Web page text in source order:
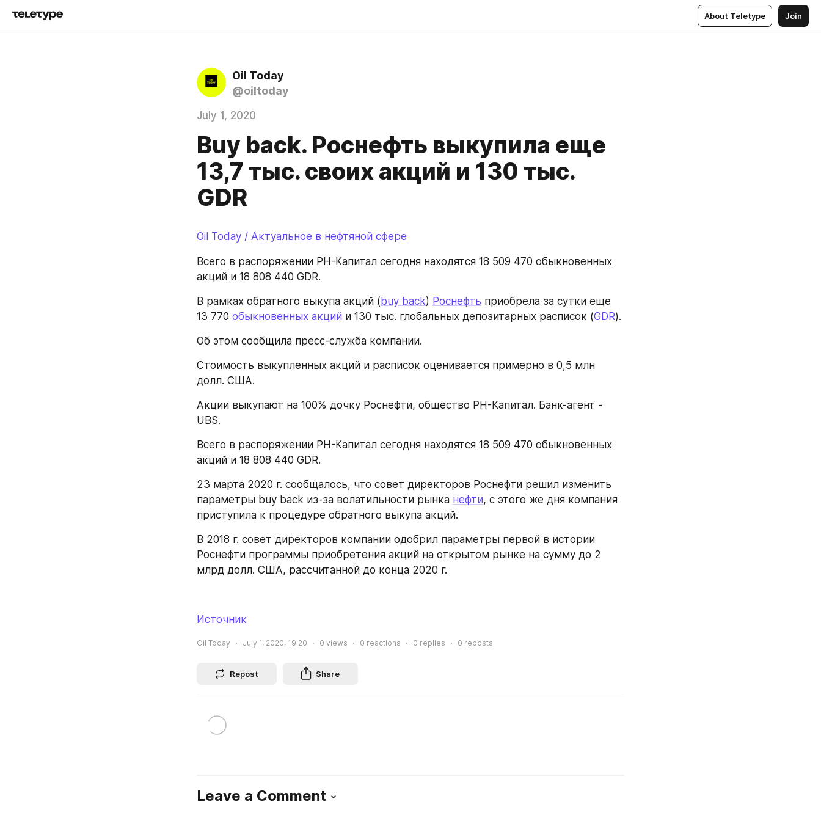
About Teletype Join
Oil Today
@oiltoday
July 1, 2020
Buy back. Роснефть выкупила еще
13,7 тыс. своих акций и 130 тыс.
GDR
Oil Today / Актуальное в нефтяной сфере
Всего в распоряжении РН-Капитал сегодня находятся 18 509 470 обыкновенных
акций и 18 808 440 GDR.
В рамках обратного выкупа акций (buy back) Роснефть приобрела за сутки еще
13 770 обыкновенных акций и 130 тыс. глобальных депозитарных расписок (GDR).
Об этом сообщила пресс-служба компании.
Стоимость выкупленных акций и расписок оценивается примерно в 0,5 млн
долл. США.
Акции выкупают на 100% дочку Роснефти, общество РН-Капитал. Банк-агент -
UBS.
Всего в распоряжении РН-Капитал сегодня находятся 18 509 470 обыкновенных
акций и 18 808 440 GDR.
23 марта 2020 г. сообщалось, что совет директоров Роснефти решил изменить
параметры buy back из-за волатильности рынка нефти, с этого же дня компания
приступила к процедуре обратного выкупа акций.
В 2018 г. совет директоров компании одобрил параметры первой в истории
Роснефти программы приобретения акций на открытом рынке на сумму до 2
млрд долл. США, рассчитанной до конца 2020 г.
Источник
Oil Today July 1, 2020, 19:20 0 views 0 reactions 0 replies 0 reposts
Repost Share
Leave a Comment